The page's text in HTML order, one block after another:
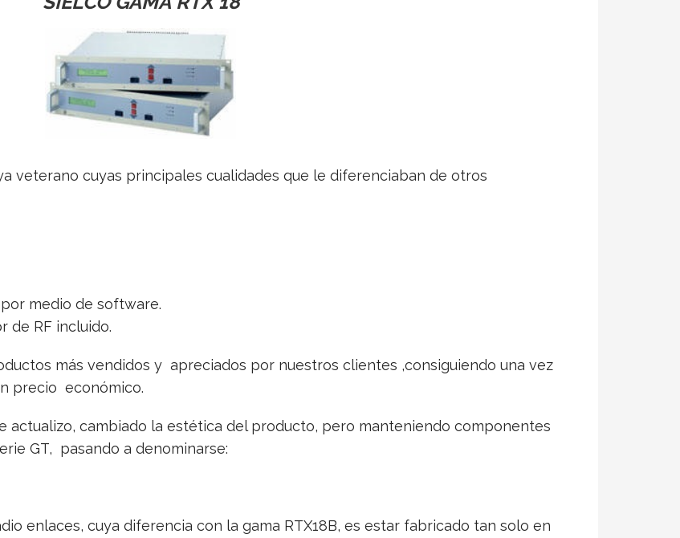
veterano cuyas principales cualidades que le diferenciaban de otros
medio de software.
de RF incluido.
más vendidos y apreciados por nuestros clientes ,consiguiendo una vez
precio económico.
actualizo, cambiado la estética del producto, pero manteniendo componentes
GT, pasando a denominarse:
enlaces, cuya diferencia con la gama RTX18B, es estar fabricado tan solo en